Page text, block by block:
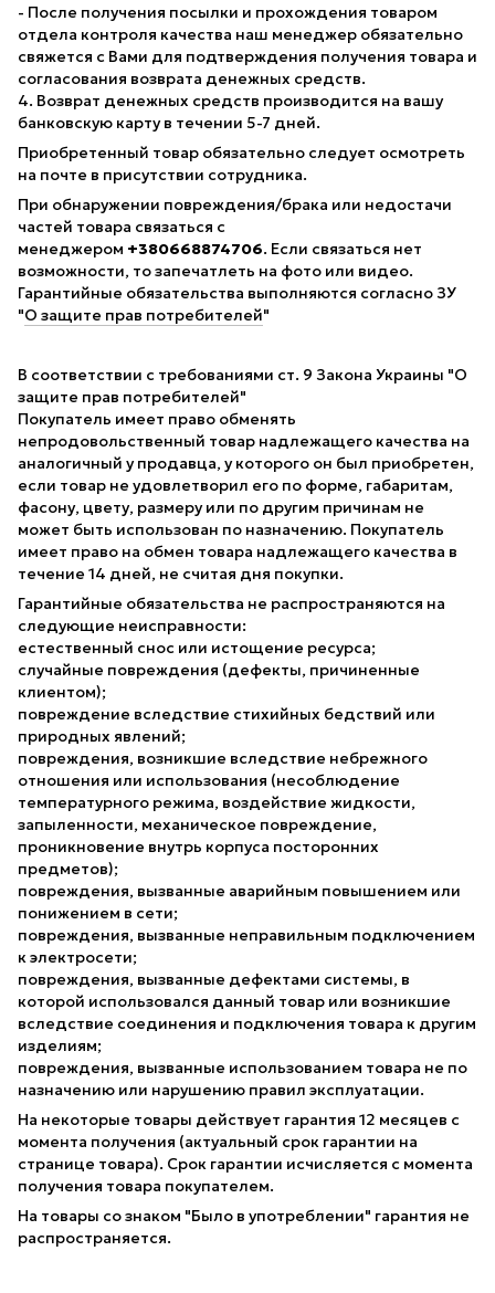
- После получения посылки и прохождения товаром
отдела контроля качества наш менеджер обязательно
свяжется с Вами для подтверждения получения товара и
согласования возврата денежных средств.
4. Возврат денежных средств производится на вашу
банковскую карту в течении 5-7 дней.
Приобретенный товар обязательно следует осмотреть
на почте в присутствии сотрудника.
При обнаружении повреждения/брака или недостачи
частей товара связаться с
менеджером +380668874706. Если связаться нет
возможности, то запечатлеть на фото или видео.
Гарантийные обязательства выполняются согласно ЗУ
"О защите прав потребителей"
В соответствии с требованиями ст. 9 Закона Украины "О
защите прав потребителей"
Покупатель имеет право обменять
непродовольственный товар надлежащего качества на
аналогичный у продавца, у которого он был приобретен,
если товар не удовлетворил его по форме, габаритам,
фасону, цвету, размеру или по другим причинам не
может быть использован по назначению. Покупатель
имеет право на обмен товара надлежащего качества в
течение 14 дней, не считая дня покупки.
Гарантийные обязательства не распространяются на
следующие неисправности:
естественный снос или истощение ресурса;
случайные повреждения (дефекты, причиненные
клиентом);
повреждение вследствие стихийных бедствий или
природных явлений;
повреждения, возникшие вследствие небрежного
отношения или использования (несоблюдение
температурного режима, воздействие жидкости,
запыленности, механическое повреждение,
проникновение внутрь корпуса посторонних
предметов);
повреждения, вызванные аварийным повышением или
понижением в сети;
повреждения, вызванные неправильным подключением
к электросети;
повреждения, вызванные дефектами системы, в
которой использовался данный товар или возникшие
вследствие соединения и подключения товара к другим
изделиям;
повреждения, вызванные использованием товара не по
назначению или нарушению правил эксплуатации.
На некоторые товары действует гарантия 12 месяцев с
момента получения (актуальный срок гарантии на
странице товара). Срок гарантии исчисляется с момента
получения товара покупателем.
На товары со знаком "Было в употреблении" гарантия не
распространяется.